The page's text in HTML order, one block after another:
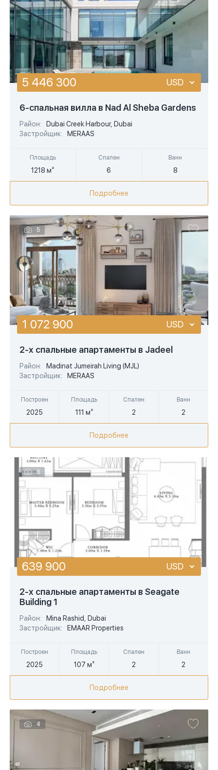
6-спальная вилла в Nad Al Sheba Gardens
Район:
Dubai Creek Harbour, Dubai
Застройщик:
MERAAS
Площадь
1218 м²
Спален
6
Ванн
8
5 446 300 USD
USD
Подробнее
5
2-х спальные апартаменты в Jadeel
Район:
Madinat Jumeirah Living (MJL)
Застройщик:
MERAAS
Построен
2025
Площадь
111 м²
Спален
2
Ванн
2
1 072 900 USD
USD
Подробнее
6
2-х спальные апартаменты в Seagate
Building 1
Район:
Mina Rashid, Dubai
Застройщик:
EMAAR Properties
Построен
2025
Площадь
107 м²
Спален
2
Ванн
2
639 900 USD
Подробнее
4